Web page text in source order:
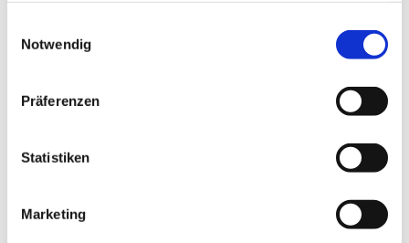
Notwendig
Präferenzen
Statistiken
Marketing